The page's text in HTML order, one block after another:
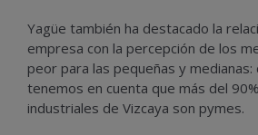
Yagüe también ha destacado la
empresa con la percepción de los
peor para las pequeñas y
tenemos en cuenta que más del
industriales de Vizcaya son pymes.